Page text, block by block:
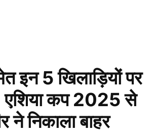
इन 5 खिलाड़ियों पर
एशिया कप 2025 से
ने निकाला बाहर